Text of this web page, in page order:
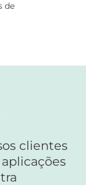
de
clientes